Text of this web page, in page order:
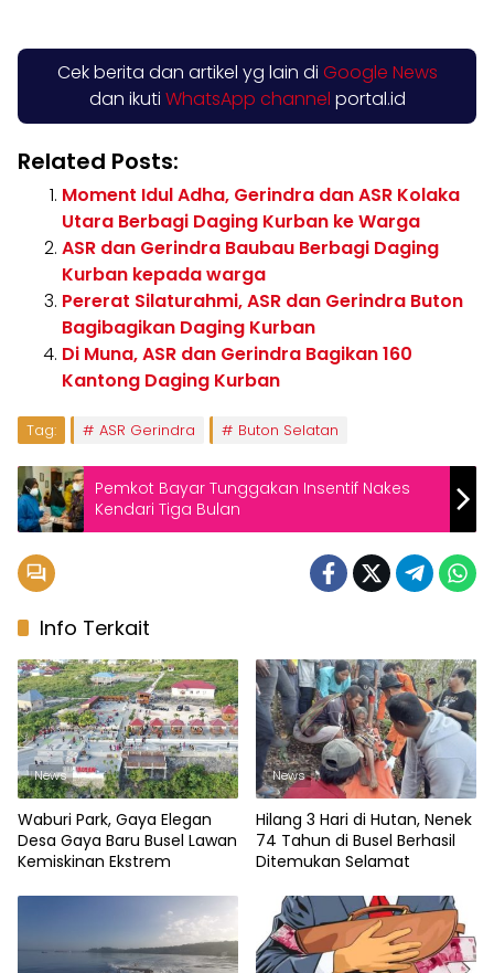
Cek berita dan artikel yg lain di Google News
dan ikuti WhatsApp channel portal.id
Related Posts:
Moment Idul Adha, Gerindra dan ASR Kolaka
Utara Berbagi Daging Kurban ke Warga
ASR dan Gerindra Baubau Berbagi Daging
Kurban kepada warga
Pererat Silaturahmi, ASR dan Gerindra Buton
Bagibagikan Daging Kurban
Di Muna, ASR dan Gerindra Bagikan 160
Kantong Daging Kurban
Tag: ASR Gerindra Buton Selatan
Pemkot Bayar Tunggakan Insentif Nakes
Kendari Tiga Bulan
Info Terkait
News
Waburi Park, Gaya Elegan
Desa Gaya Baru Busel Lawan
Kemiskinan Ekstrem
News
Hilang 3 Hari di Hutan, Nenek
74 Tahun di Busel Berhasil
Ditemukan Selamat